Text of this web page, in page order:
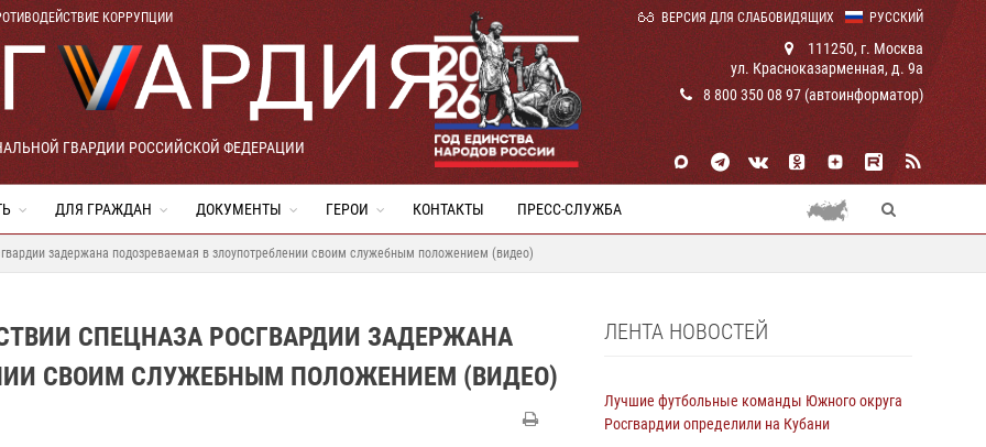
РУССКИЙ
КОРРУПЦИИ ВЕРСИЯ ДЛЯ СЛАБОВИДЯЩИХ
ГВАРДИИ РОССИЙСКОЙ ФЕДЕРАЦИИ
111250, г. Москва
ул. Красноказарменная, д. 9а
8 800 350 08 97 (автоинформатор)
ДЛЯ ГРАЖДАН ДОКУМЕНТЫ ГЕРОИ КОНТАКТЫ ПРЕСС-СЛУЖБА
задержана подозреваемая в злоупотреблении своим служебным положением (видео)
СПЕЦНАЗА РОСГВАРДИИ ЗАДЕРЖАНА
СВОИМ СЛУЖЕБНЫМ ПОЛОЖЕНИЕМ (ВИДЕО)
ЛЕНТА НОВОСТЕЙ
Лучшие футбольные команды Южного округа
Росгвардии определили на Кубани